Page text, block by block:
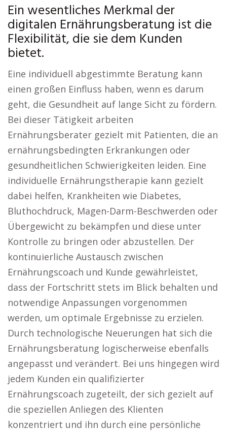
Ein wesentliches Merkmal der
digitalen Ernährungsberatung ist die
Flexibilität, die sie dem Kunden
bietet.
Eine individuell abgestimmte Beratung kann
einen großen Einfluss haben, wenn es darum
geht, die Gesundheit auf lange Sicht zu fördern.
Bei dieser Tätigkeit arbeiten
Ernährungsberater gezielt mit Patienten, die an
ernährungsbedingten Erkrankungen oder
gesundheitlichen Schwierigkeiten leiden. Eine
individuelle Ernährungstherapie kann gezielt
dabei helfen, Krankheiten wie Diabetes,
Bluthochdruck, Magen-Darm-Beschwerden oder
Übergewicht zu bekämpfen und diese unter
Kontrolle zu bringen oder abzustellen. Der
kontinuierliche Austausch zwischen
Ernährungscoach und Kunde gewährleistet,
dass der Fortschritt stets im Blick behalten und
notwendige Anpassungen vorgenommen
werden, um optimale Ergebnisse zu erzielen.
Durch technologische Neuerungen hat sich die
Ernährungsberatung logischerweise ebenfalls
angepasst und verändert. Bei uns hingegen wird
jedem Kunden ein qualifizierter
Ernährungscoach zugeteilt, der sich gezielt auf
die speziellen Anliegen des Klienten
konzentriert und ihn durch eine persönliche